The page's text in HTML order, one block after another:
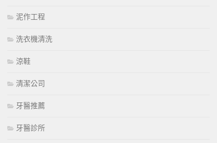
泥作工程
洗衣機清洗
涼鞋
清潔公司
牙醫推薦
牙醫診所